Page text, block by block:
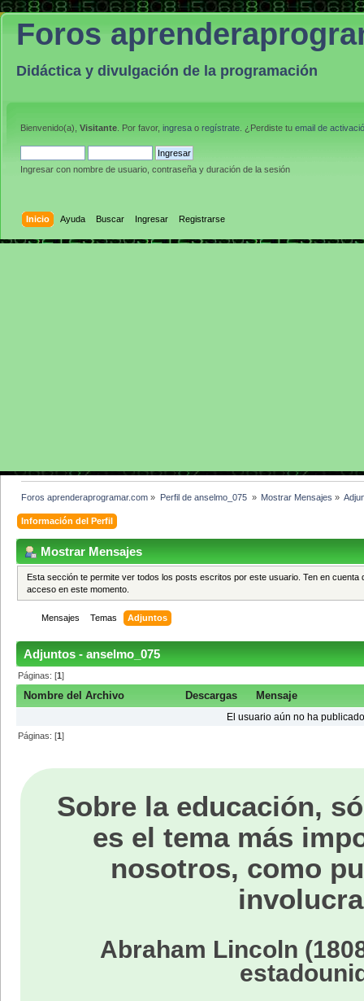
Foros
Didáctica y divulgación de la programación
Bienvenido(a), Visitante . Por favor, ingresa o regístrate . ¿Perdiste tu email de
Ingresar con nombre de usuario, contraseña y duración de la sesión
Inicio Ayuda Buscar Ingresar Registrarse
Foros aprenderaprogramar.com » Perfil de anselmo_075 » Mostrar Mensajes »
Información del Perfil
Mostrar Mensajes
Esta sección te permite ver todos los posts escritos por este usuario. Ten en
acceso en este momento.
Mensajes Temas Adjuntos
Adjuntos - anselmo_075
Páginas: [1]
Nombre del Archivo Descargas Mensaje
El usuario aún no ha
Páginas: [1]
Sobre la educación,
es el tema más
nosotros, como
Abraham Lincoln